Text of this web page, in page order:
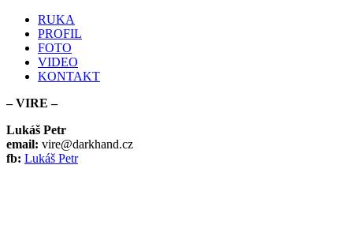
RUKA
PROFIL
FOTO
VIDEO
KONTAKT
– VIRE –
Lukáš Petr
email: vire@darkhand.cz
fb: Lukáš Petr